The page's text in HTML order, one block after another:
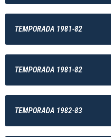
TEMPORADA 1981-82
TEMPORADA 1981-82
TEMPORADA 1982-83